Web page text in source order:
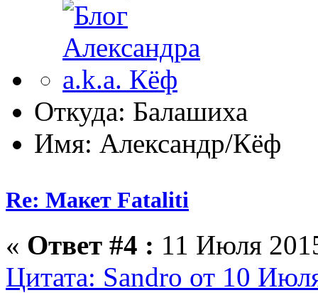
Откуда: Балашиха
Имя: Александр/Кёф
Re: Макет Fataliti
« Ответ #4 : 11 Июля
Цитата: Sandro от 10